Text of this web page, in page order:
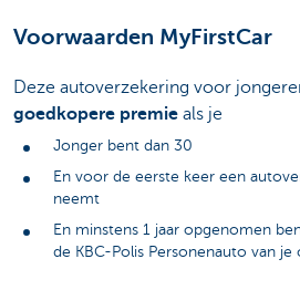
Voorwaarden MyFirstCar
Deze autoverzekering voor
goedkopere premie als je
Jonger bent dan 30
En voor de eerste keer een
neemt
En minstens 1 jaar opgenomen
de KBC-Polis Personenauto van je